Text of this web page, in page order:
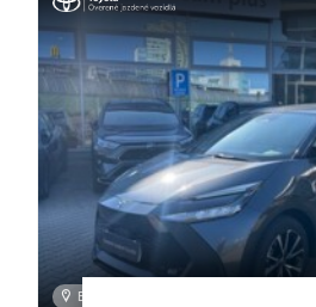
Bratislava